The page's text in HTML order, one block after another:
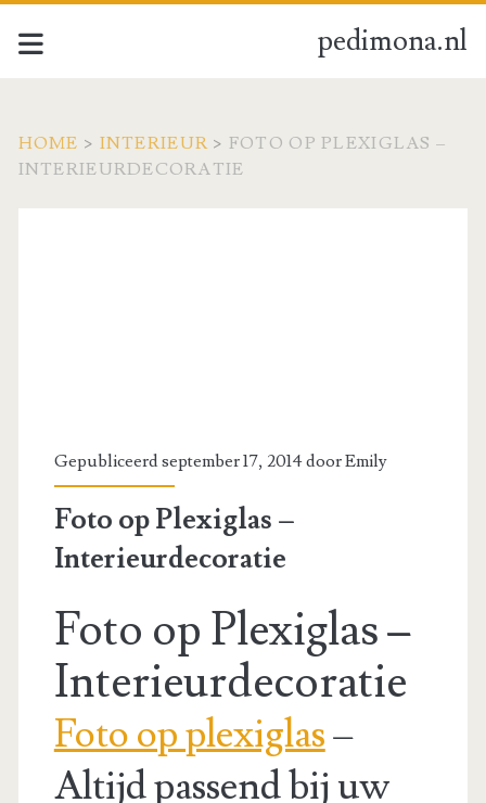
pedimona.nl
HOME > INTERIEUR > FOTO OP PLEXIGLAS –
INTERIEURDECORATIE
Gepubliceerd september 17, 2014 doorEmily
Foto op Plexiglas –
Interieurdecoratie
Foto op Plexiglas –
Interieurdecoratie
Foto op plexiglas–
Altijd passend bij uw